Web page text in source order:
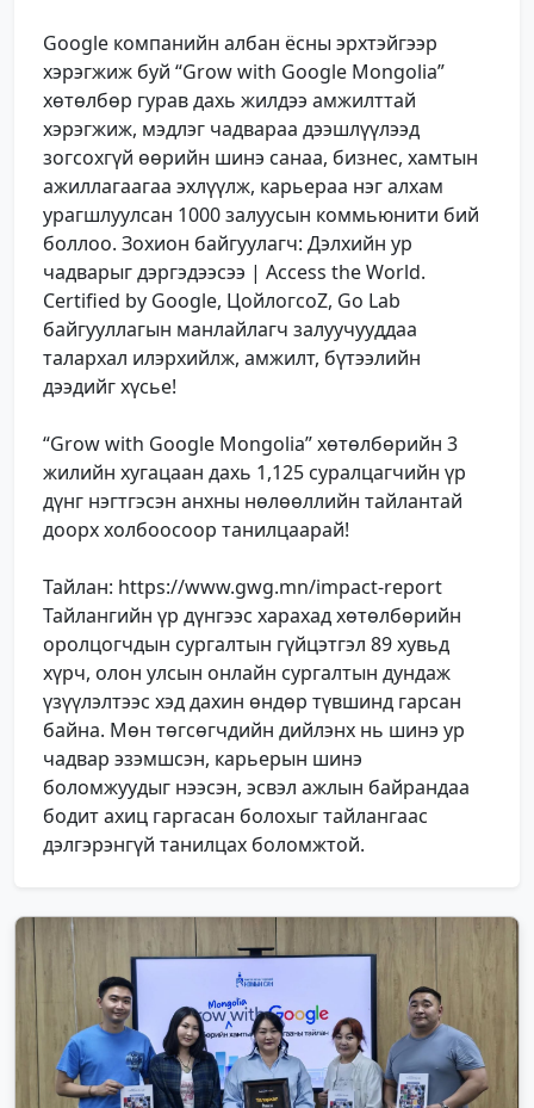
Google компанийн албан ёсны эрхтэйгээр
хэрэгжиж буй “Grow with Google Mongolia”
хөтөлбөр гурав дахь жилдээ амжилттай
хэрэгжиж, мэдлэг чадвараа дээшлүүлээд
зогсохгүй өөрийн шинэ санаа, бизнес, хамтын
ажиллагаагаа эхлүүлж, карьераа нэг алхам
урагшлуулсан 1000 залуусын коммьюнити бий
боллоо. Зохион байгуулагч: Дэлхийн ур
чадварыг дэргэдээсээ | Access the World.
Certified by Google, ЦойлогсоZ, Go Lab
байгууллагын манлайлагч залуучууддаа
талархал илэрхийлж, амжилт, бүтээлийн
дээдийг хүсье!
“Grow with Google Mongolia” хөтөлбөрийн 3
жилийн хугацаан дахь 1,125 суралцагчийн үр
дүнг нэгтгэсэн анхны нөлөөллийн тайлантай
доорх холбоосоор танилцаарай!
Тайлан: https://www.gwg.mn/impact-report
Тайлангийн үр дүнгээс харахад хөтөлбөрийн
оролцогчдын сургалтын гүйцэтгэл 89 хувьд
хүрч, олон улсын онлайн сургалтын дундаж
үзүүлэлтээс хэд дахин өндөр түвшинд гарсан
байна. Мөн төгсөгчдийн дийлэнх нь шинэ ур
чадвар эзэмшсэн, карьерын шинэ
боломжуудыг нээсэн, эсвэл ажлын байрандаа
бодит ахиц гаргасан болохыг тайлангаас
дэлгэрэнгүй танилцах боломжтой.